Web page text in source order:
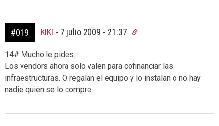
#019 KIKI - 7 julio 2009 - 21:37
14# Mucho le pides.
Los vendors ahora solo valen para cofinanciar las
infraestructuras. O regalan el equipo y lo instalan o no hay
nadie quien se lo compre.